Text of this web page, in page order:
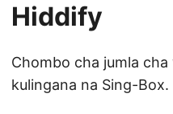
Hiddify
Chombo cha jumla
kulingana na Sing-Box.